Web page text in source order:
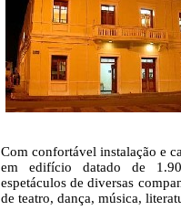
Com confortável instalação e
em edifício datado de
espetáculos de diversas
de teatro, dança, música,